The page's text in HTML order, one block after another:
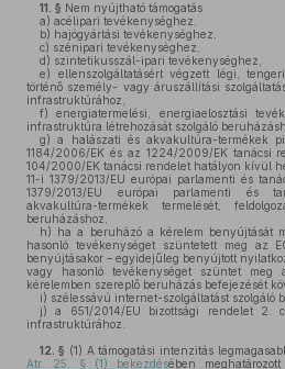
11. § Nem nyújtható támogatás
a) acélipari tevékenységhez,
b) hajógyártási tevékenységhez,
c) szénipari tevékenységhez,
d) szintetikusszál-ipari tevékenységhez,
e) ellenszolgáltatásért végzett légi,
történő személy- vagy áruszállítási
infrastruktúrához,
f) energiatermelési, energiaelosztási
infrastruktúra létrehozását szolgáló
g) a halászati és akvakultúra-termékek
1184/2006/EK és az 1224/2009/EK tanácsi
104/2000/EK tanácsi rendelet hatályon kívül
11-i 1379/2013/EU európai parlamenti és
1379/2013/EU európai parlamenti és
akvakultúra-termékek termelését,
beruházáshoz,
h) ha a beruházó a kérelem benyújtását
hasonló tevékenységet szüntetett meg az
benyújtásakor – egyidejűleg benyújtott
vagy hasonló tevékenységet szüntet meg
kérelemben szereplő beruházás befejezését
i) szélessávú internet-szolgáltatást szolgáló
j) a 651/2014/EU bizottsági rendelet 2.
infrastruktúrához.
12. § (1) A támogatási intenzitás
Atr. 25. § (1) bekezdésében